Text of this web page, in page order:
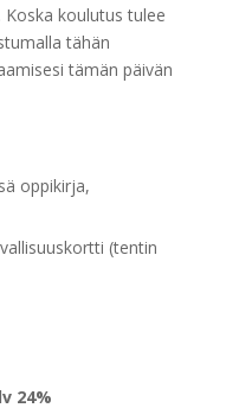
koulutus tulee
tähän
tämän päivän
oppikirja,
(tentin
24%